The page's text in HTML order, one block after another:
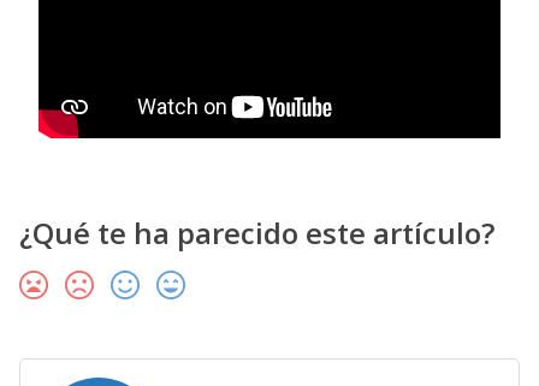
¿Qué te ha parecido este artículo?